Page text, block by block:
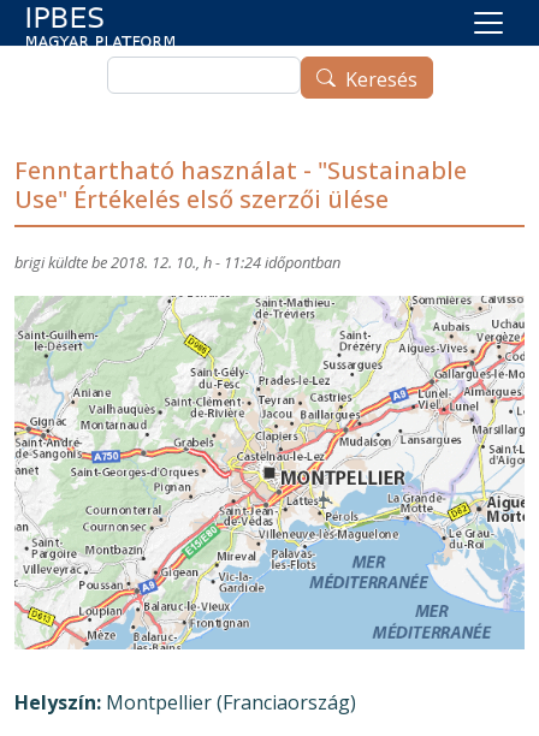
Ugrás a tartalomra
Keresés
Fenntartható használat - "Sustainable
Use" Értékelés első szerzői ülése
brigiküldte be2018. 12. 10., h - 11:24időpontban
Helyszín Montpellier (Franciaország)